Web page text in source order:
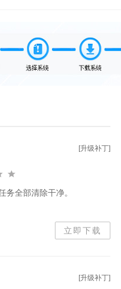
[升级补丁]
全部清除干净。
立即下载
[升级补丁]